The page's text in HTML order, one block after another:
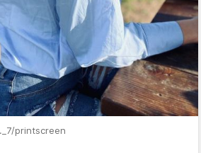
printscreen